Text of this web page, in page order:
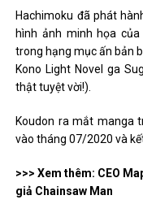
Hachimoku đã phát
hình ảnh minh họa
trong hạng mục ấn bản
Kono Light Novel ga
thật tuyệt vời!).
Koudon ra mắt manga
vào tháng 07/2020 và
>>> Xem thêm: CEO
giả Chainsaw Man